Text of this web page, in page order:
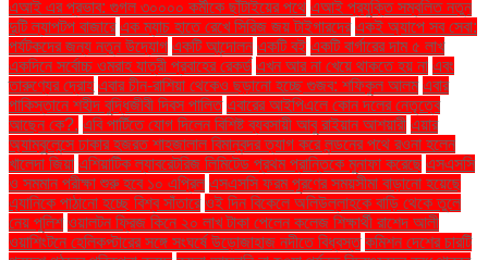
এআই এর প্রভাব: গুগল ৩০০০০ কর্মীকে ছাঁটাইয়ের পথে এআই প্রযুক্তি সম্বলিত নতুন
দুটি ল্যাপটপ বাজারে এক ম্যাচ হাতে রেখে সিরিজ জয় টাইগারদের একই অ্যাপে সব সেবা:
পর্যটকদের জন্য নতুন উদ্যোগ একটি আন্দোলন একটি বই একটি বার্গারের দাম ৫ লাখ
একদিনে সর্বোচ্চ ওমরাহ যাত্রী প্রবাহের রেকর্ড এখন আর না খেয়ে থাকতে হয় না এবং
তারুণ্যের দ্রোহ এবার চীন-রাশিয়া থেকেও ছড়ানো হচ্ছে গুজব: শফিকুল আলম এবার
পাকিস্তানে শহীদ বুদ্ধিজীবী দিবস পালিত এবারের আইপিএলে কোন দলের নেতৃত্বে
আছেন কে?. এবি পার্টিতে যোগ দিলেন বিশিষ্ট ব্যবসায়ী আবু রাইয়ান আশয়ারী এয়ার
অ্যাম্বুলেন্সে ঢাকার হজরত শাহজালাল বিমানবন্দর ত্যাগ করে লন্ডনের পথে রওনা হলেন
খালেদা জিয়া এশিয়াটিক ল্যাবরেটরিজ লিমিটেড প্রথম প্রান্তিকে মুনাফা করেছে এসএসসি
ও সমমান পরীক্ষা শুরু হবে ১০ এপ্রিল এসএসসি ফরম পূরণের সময়সীমা বাড়ানো হয়েছে
এ্যানিকে পাঠানো হচ্ছে বিশ্ব সাঁতারে ওই দিন বিকেলে অলিউল্লাহকে বাড়ি থেকে তুলে
নেয় পুলিশ ওয়ালটন ফ্রিজ কিনে ২০ লাখ টাকা পেলেন কলেজ শিক্ষার্থী রাশেদ আলী
ওয়াশিংটনে হেলিকপ্টারের সঙ্গে সংঘর্ষে উড়োজাহাজ নদীতে বিধ্বস্ত কমিশন দেশের চারটি